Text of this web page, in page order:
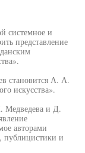
системное и
представление
становится А. А.
искусства».
Медведева и Д.
авторами
публицистики и